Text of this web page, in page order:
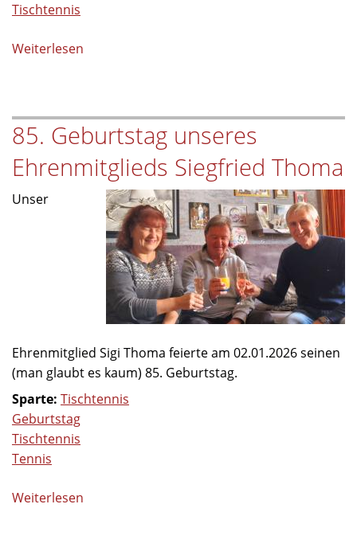
Tischtennis
Weiterlesen
des
TB
Jahn
Wiesau
Erfolgsgeschichte
85. Geburtstag unseres
Ehrenmitglieds Siegfried Thoma
Unser
Ehrenmitglied Sigi Thoma feierte am 02.01.2026 seinen
(man glaubt es kaum) 85. Geburtstag.
Sparte: Tischtennis
Geburtstag
Tischtennis
Tennis
Weiterlesen